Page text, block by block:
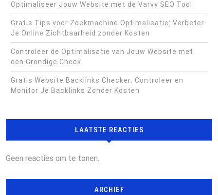
Optimaliseer Jouw Website met de Varvy SEO Tool
Gratis Tips voor Zoekmachine Optimalisatie: Verbeter
Je Online Zichtbaarheid zonder Kosten
Controleer de Optimalisatie van Jouw Website met
een Grondige Check
Gratis Website Backlinks Checker: Controleer en
Monitor Je Backlinks Zonder Kosten
LAATSTE REACTIES
Geen reacties om te tonen.
ARCHIEF